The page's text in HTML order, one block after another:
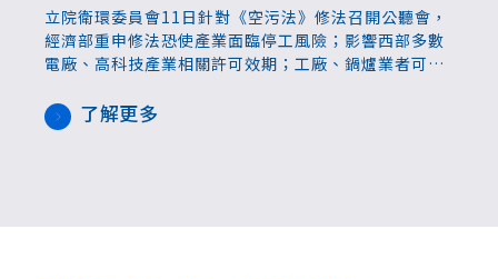
立院衛環委員會11日針對《空污法》修法召開公聽會，
經濟部重申修法恐使產業面臨停工風險；影響西部多數
電廠、高科技產業相關許可效期；工廠、鍋爐業者可能
了解更多